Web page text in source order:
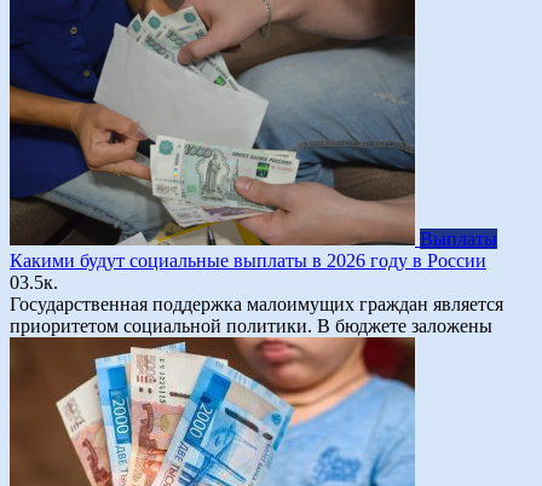
Выплаты
Какими будут социальные выплаты в 2026 году в России
03.5к.
Государственная поддержка малоимущих граждан является
приоритетом социальной политики. В бюджете заложены